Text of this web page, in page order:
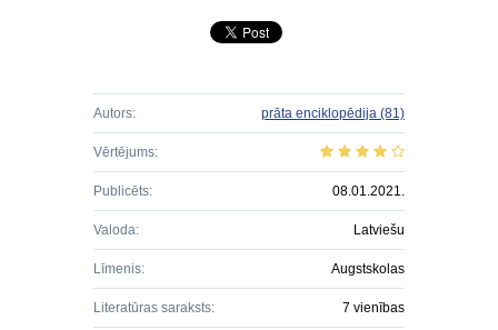
Autors: prāta enciklopēdija (81)
Vērtējums:
Publicēts: 08.01.2021.
Valoda: Latviešu
Līmenis: Augstskolas
Literatūras saraksts: 7 vienības